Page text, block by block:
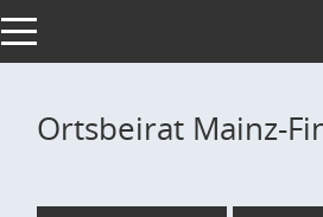
Toggle navigation
Ortsbeirat Mainz-